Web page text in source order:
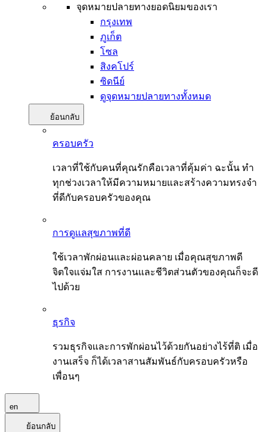
จุดหมายปลายทางยอดนิยมของเรา
กรุงเทพ
ภูเก็ต
โซล
สิงคโปร์
ซิดนีย์
ดูจุดหมายปลายทางทั้งหมด
ย้อนกลับ
ครอบครัว
เวลาที่ใช้กับคนที่คุณรักคือเวลาที่คุ้มค่า ฉะนั้น ทำ
ทุกช่วงเวลาให้มีความหมายและสร้างความทรงจำ
ที่ดีกับครอบครัวของคุณ
การดูแลสุขภาพที่ดี
ใช้เวลาพักผ่อนและผ่อนคลาย เมื่อคุณสุขภาพดี
จิตใจแจ่มใส การงานและชีวิตส่วนตัวของคุณก็จะดี
ไปด้วย
ธุรกิจ
รวมธุรกิจและการพักผ่อนไว้ด้วยกันอย่างไร้ที่ติ เมื่อ
งานเสร็จ ก็ได้เวลาสานสัมพันธ์กับครอบครัวหรือ
เพื่อนๆ
en
ย้อนกลับ